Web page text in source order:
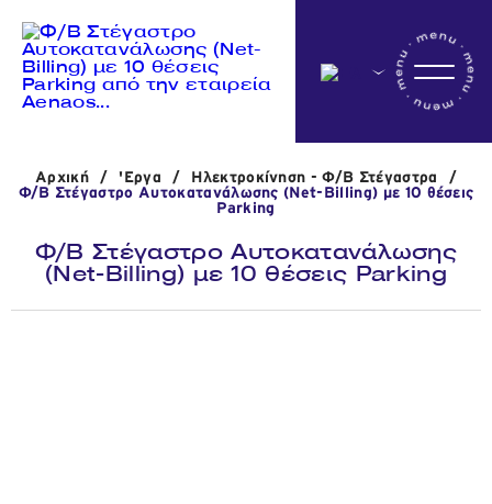
Η εταιρεία
Δραστηριότητες
Αρχική / 'Εργα / Ηλεκτροκίνηση - Φ/Β Στέγαστρα
/
Φ/Β Στέγαστρο Αυτοκατανάλωσης (Net-Billing) με 10 θέσεις
Parking
Φ/Β Στέγαστρο Αυτοκατανάλωσης
(Net-Billing) με 10 θέσεις Parking